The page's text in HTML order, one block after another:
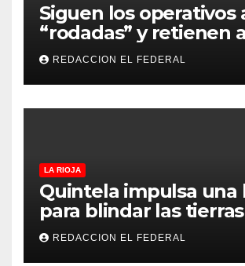
Siguen los operativos
“rodadas” y retienen
motocicletas
REDACCION EL FEDERAL
LA RIOJA
Quintela impulsa una
para blindar las tierras
de La Rioja: cuáles son
principales puntos
REDACCION EL FEDERAL